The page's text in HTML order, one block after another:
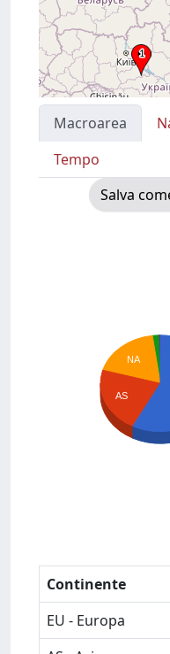
Macroarea
Tempo
Salva
NA
AS
Continente
EU - Europa